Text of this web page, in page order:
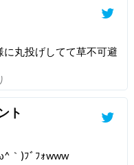
丸投げしてて草不可避
ト
｀)ﾌﾞﾌｫwww